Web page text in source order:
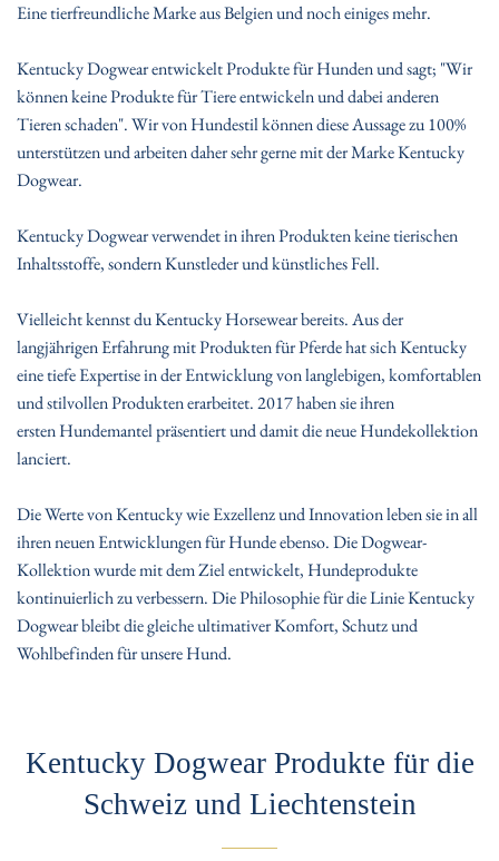
Eine tierfreundliche Marke aus Belgien und noch einiges mehr.
Kentucky Dogwearentwickelt Produkte für Hunden und sagt; "Wir
können keine Produkte für Tiere entwickeln und dabei anderen
Tieren schaden". Wir von Hundestil können diese Aussage zu 100%
unterstützen und arbeiten daher sehr gerne mit der Marke Kentucky
Dogwear.
Kentucky Dogwearverwendet in ihren Produkten keine tierischen
Inhaltsstoffe, sondern Kunstleder und künstliches Fell.
Vielleicht kennst du Kentucky Horsewear bereits. Aus der
langjährigen Erfahrung mit Produkten für Pferde hat sich Kentucky
eine tiefe Expertise in der Entwicklung von langlebigen, komfortablen
und stilvollen Produkten erarbeitet. 2017 haben sie ihren
ersten Hundemantel präsentiert und damit die neue Hundekollektion
lanciert.
Die Werte von Kentucky wie Exzellenz und Innovation leben sie in all
ihren neuen Entwicklungen für Hunde ebenso. Die Dogwear-
Kollektion wurde mit dem Ziel entwickelt, Hundeprodukte
kontinuierlich zu verbessern. Die Philosophie für die Linie Kentucky
Dogwear bleibt die gleiche ultimativer Komfort, Schutz und
Wohlbefinden für unsere Hund.
Kentucky Dogwear Produkte für die
Schweiz und Liechtenstein